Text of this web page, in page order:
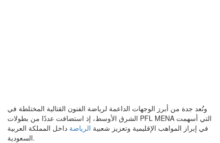
وتُعد جدة من أبرز الوجهات الداعمة لرياضة الفنون القتالية المختلطة في
الشرق الأوسط، إذ استضافت عددًا من بطولات PFL MENA التي أسهمت
في إبراز المواهب الإقليمية وتعزيز شعبية الرياضة داخل المملكة العربية
السعودية.